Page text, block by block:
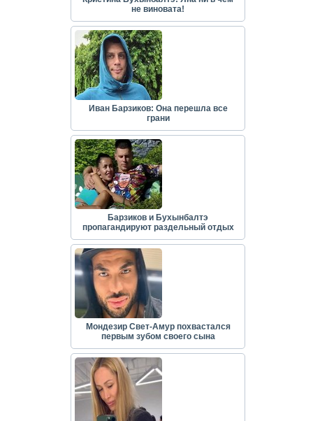
не виновата!
Иван Барзиков: Она перешла все
грани
Барзиков и Бухынбалтэ
пропагандируют раздельный отдых
Мондезир Свет-Амур похвастался
первым зубом своего сына